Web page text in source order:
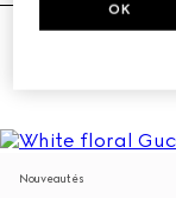
Nouveautés
OK